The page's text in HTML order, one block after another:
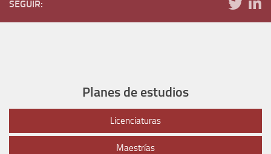
SEGUIR:
Planes de estudios
Licenciaturas
Maestrías